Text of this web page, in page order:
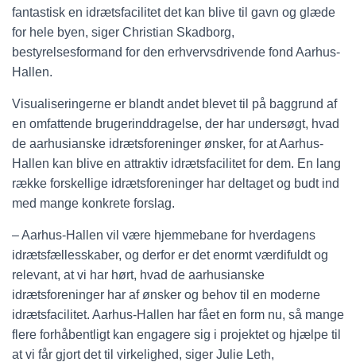
fantastisk en idrætsfacilitet det kan blive til gavn og glæde
for hele byen, siger Christian Skadborg,
bestyrelsesformand for den erhvervsdrivende fond Aarhus-
Hallen.
Visualiseringerne er blandt andet blevet til på baggrund af
en omfattende brugerinddragelse, der har undersøgt, hvad
de aarhusianske idrætsforeninger ønsker, for at Aarhus-
Hallen kan blive en attraktiv idrætsfacilitet for dem. En lang
række forskellige idrætsforeninger har deltaget og budt ind
med mange konkrete forslag.
– Aarhus-Hallen vil være hjemmebane for hverdagens
idrætsfællesskaber, og derfor er det enormt værdifuldt og
relevant, at vi har hørt, hvad de aarhusianske
idrætsforeninger har af ønsker og behov til en moderne
idrætsfacilitet. Aarhus-Hallen har fået en form nu, så mange
flere forhåbentligt kan engagere sig i projektet og hjælpe til
at vi får gjort det til virkelighed, siger Julie Leth,